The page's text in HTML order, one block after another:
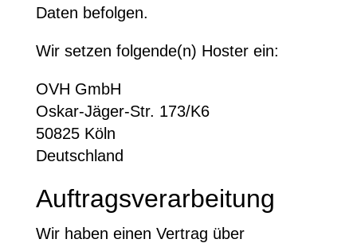
Daten befolgen.
Wir setzen folgende(n) Hoster ein:
OVH GmbH
Oskar-Jäger-Str. 173/K6
50825 Köln
Deutschland
Auftragsverarbeitung
Wir haben einen Vertrag über